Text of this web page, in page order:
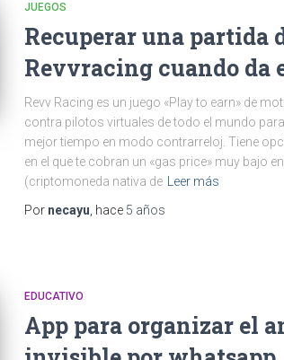
JUEGOS
Recuperar una partida
Revvracing cuando da
Revv Racing es un juego «Play to earn» de
contra pilotos virtuales de todo el mundo
mejor tiempo en modo contrarreloj. Tiene
en el que te cobran un «gas price» muy bajo
(criptomoneda nativa de
Leer más
Por necayu , hace 5 años
EDUCATIVO
App para organizar el